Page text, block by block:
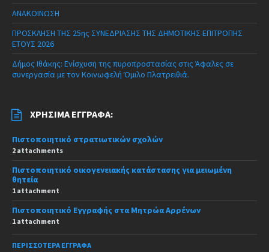
ΑΝΑΚΟΙΝΩΣΗ
ΠΡΟΣΚΛΗΣΗ ΤΗΣ 25ης ΣΥΝΕΔΡΙΑΣΗΣ ΤΗΣ ΔΗΜΟΤΙΚΗΣ ΕΠΙΤΡΟΠΗΣ
ΕΤΟΥΣ 2026
Δήμος Ιθάκης: Ενίσχυση της πυροπροστασίας στις Άφαλες σε
συνεργασία με τον Κοινωφελή Όμιλο Πλατρειθιά.
ΧΡΉΣΙΜΑ ΈΓΓΡΑΦΑ:
Πιστοποιητικό στρατιωτικών σχολών
2 attachments
Πιστοποιητικό οικογενειακής κατάστασης για μειωμένη
θητεία
1 attachment
Πιστοποιητικό Εγγραφής στα Μητρώα Αρρένων
1 attachment
ΠΕΡΙΣΣΌΤΕΡΑ ΈΓΓΡΑΦΑ